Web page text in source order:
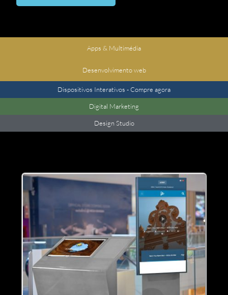
Apps & Multimédia
Desenvolvimento web
Dispositivos Interativos - Compre agora
Digital Marketing
Design Studio